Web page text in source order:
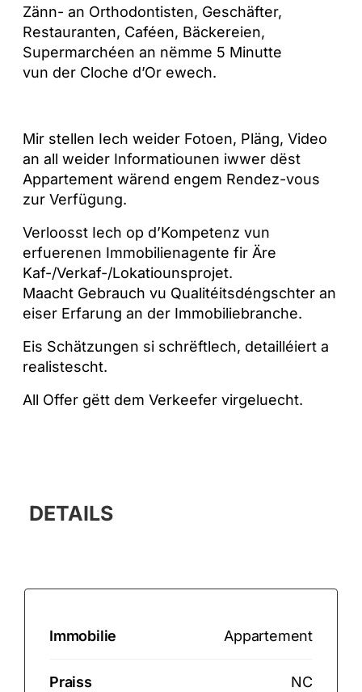
Zänn- an Orthodontisten, Geschäfter,
Restauranten, Caféen, Bäckereien,
Supermarchéen an nëmme 5 Minutte
vun der Cloche d’Or ewech.
Mir stellen Iech weider Fotoen, Pläng, Video
an all weider Informatiounen iwwer dëst
Appartement wärend engem Rendez-vous
zur Verfügung.
Verloosst Iech op d’Kompetenz vun
erfuerenen Immobilienagente fir Äre
Kaf-/Verkaf-/Lokatiounsprojet.
Maacht Gebrauch vu Qualitéitsdéngschter an
eiser Erfarung an der Immobiliebranche.
Eis Schätzungen si schrëftlech, detailléiert a
realistescht.
All Offer gëtt dem Verkeefer virgeluecht.
DETAILS
Immobilie Appartement
Praiss NC